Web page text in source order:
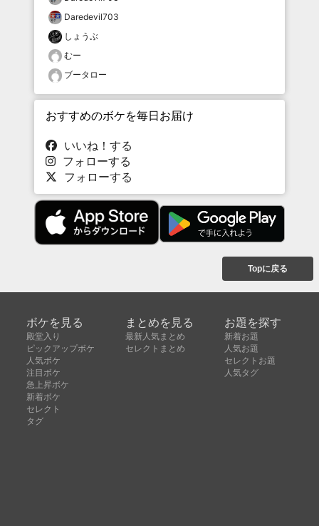
Daredevil703
しょうぶ
むー
ブータロー
おすすめのボケを毎日お届け
いいね！する
フォローする
フォローする
Topに戻る
ボケを見る
殿堂入り
ピックアップボケ
人気ボケ
注目ボケ
急上昇ボケ
新着ボケ
セレクト
タグ
まとめを見る
最新人気まとめ
セレクトまとめ
お題を探す
新着お題
人気お題
セレクトお題
人気タグ